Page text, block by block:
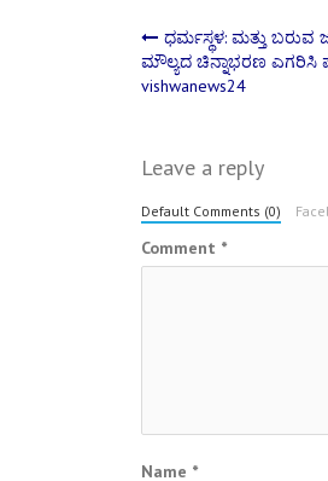
Post
ಧರ್ಮಸ್ಥಳ: ಮತ್ತು ಬರುವ
ಮೌಲ್ಯದ ಚಿನ್ನಾಭರಣ ಎಗರಿಸಿ
vishwanews24
Leave a reply
Default Comments (0)
Comment *
Name *